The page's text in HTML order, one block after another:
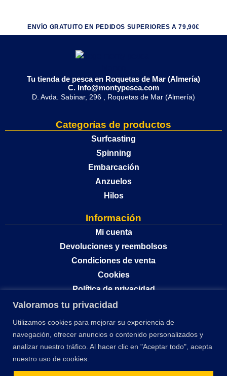
Valoramos tu privacidad
Utilizamos cookies para mejorar su experiencia de
navegación, ofrecer anuncios o contenido personalizados y
analizar nuestro tráfico. Al hacer clic en "Aceptar todo", acepta
nuestro uso de cookies.
ENVÍO GRATUITO EN PEDIDOS SUPERIORES A 79,90€
Tu tienda de pesca en Roquetas de Mar (Almería)
C. Info@montypesca.com
D. Avda. Sabinar, 296 , Roquetas de Mar (Almería)
Categorías de productos
Surfcasting
Spinning
Embarcación
Anzuelos
Hilos
Información
Mi cuenta
Devoluciones y reembolsos
Condiciones de venta
Cookies
Política de privacidad